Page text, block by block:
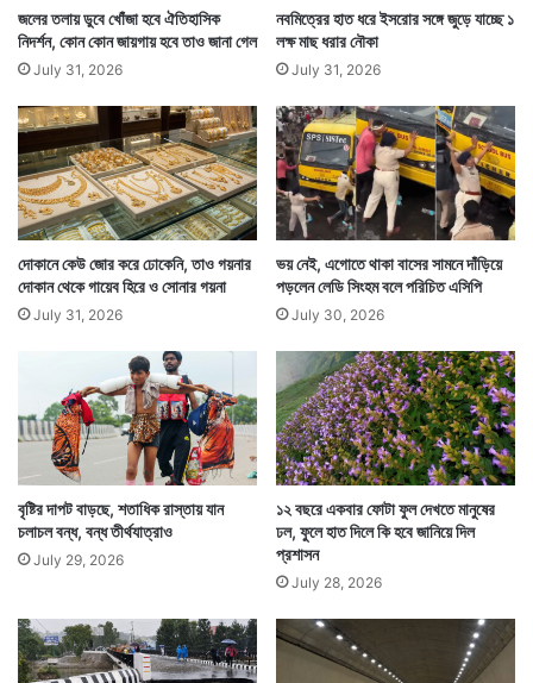
-
র
জলের তলায় ডুবে খোঁজা হবে ঐতিহাসিক
নিদর্শন, কোন কোন জায়গায় হবে তাও জানা গেল
July 31, 2026
নবমিত্রের হাত ধরে ইসরোর সঙ্গে জুড়ে যাচ্ছে ১
লক্ষ মাছ ধরার নৌকা
July 31, 2026
দোকানে কেউ জোর করে ঢোকেনি, তাও গয়নার
দোকান থেকে গায়েব হিরে ও সোনার গয়না
July 31, 2026
ভয় নেই, এগোতে থাকা বাসের সামনে দাঁড়িয়ে
পড়লেন লেডি সিংহম বলে পরিচিত এসিপি
July 30, 2026
বৃষ্টির দাপট বাড়ছে, শতাধিক রাস্তায় যান
চলাচল বন্ধ, বন্ধ তীর্থযাত্রাও
July 29, 2026
১২ বছরে একবার ফোটা ফুল দেখতে মানুষের
ঢল, ফুলে হাত দিলে কি হবে জানিয়ে দিল
প্রশাসন
July 28, 2026